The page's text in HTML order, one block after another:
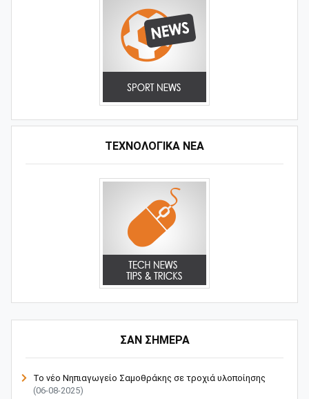
ΤΕΧΝΟΛΟΓΙΚΑ ΝΕΑ
ΣΑΝ ΣΗΜΕΡΑ
Το νέο Νηπιαγωγείο Σαμοθράκης σε τροχιά υλοποίησης
(06-08-2025)